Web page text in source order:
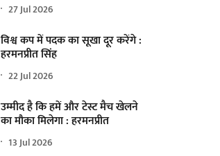
27 Jul 2026
विश्व कप में पदक का सूखा दूर करेंगे :
हरमनप्रीत सिंह
22 Jul 2026
उम्मीद है कि हमें और टेस्ट मैच खेलने
का मौका मिलेगा : हरमनप्रीत
13 Jul 2026